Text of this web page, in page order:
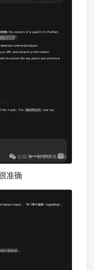
准确